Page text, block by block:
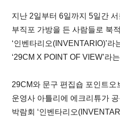
지난 2일부터 6일까지 5일간
부직포 가방을 든 사람들로 북
‘인벤타리오(INVENTARIO)’라
‘29CM X POINT OF VIEW’라
29CM와 문구 편집숍 포인트오
운영사 아틀리에 에크리튜가
박람회 ‘인벤타리오